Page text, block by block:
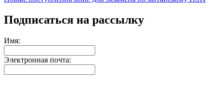
Подписаться на рассылку
Имя:
Электронная почта: